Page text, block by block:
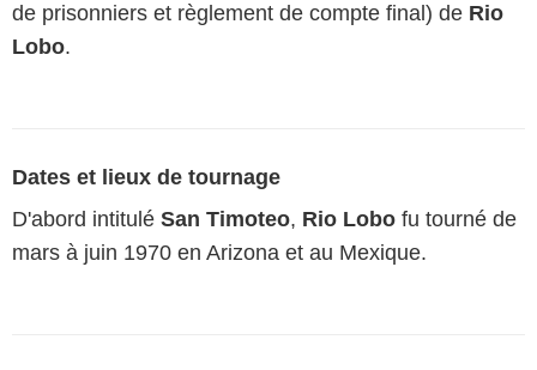
de prisonniers et règlement de compte final) de Rio
Lobo.
Dates et lieux de tournage
D'abord intitulé San Timoteo, Rio Lobo fu tourné de
mars à juin 1970 en Arizona et au Mexique.